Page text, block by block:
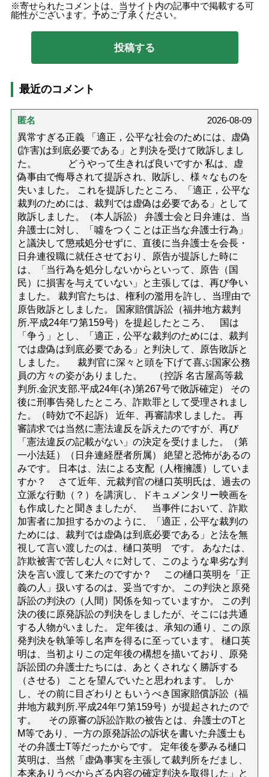
寄せられたコメントは、当サイト内の記事中で掲載する可
能性がございます。予めご了承ください。
最近のコメント
匿名
2026-08-09
異常すぎる正義 「適正，公平な社会のためには、虚偽
(詐害)は到底必要である」と判決を受けて敗訴しまし
た。 どうやって生きれば良いですか 私は、虚
偽事由で侮辱されて提訴され、敗訴し、様々なものを
失いました。 これを提訴したところ、「適正，公平な
裁判のためには、裁判では虚偽は必要である」として
敗訴しました。（本人訴訟） 弁護士会と日弁連は、当
弁護士に対し、「噓をつくことは正当な弁護士行為」
と議決して懲戒処分せずに、直後に当弁護士を会長・
日弁連役職に就任させており、原告が提訴した時に
は、「当行為を処分しないからといって、原告（国
民）に損害を与えていない」と主張しては、再び争い
ました。 裁判官たちは、権利の濫用を許し、当理由で
原告敗訴としました。 国家賠償訴訟（福井地方裁判
所.平成24年ワ第159号）を提起したところ、 国は
「争う」とし、「適正，公平な裁判のためには、裁判
では虚偽は到底必要である」と判決して、原告敗訴と
しました。 裁判官に深々と頭を下げて喜ぶ国家公務
員の方々の姿がありました。 （控訴 名古屋高等裁
判所.金沢支部.平成24年(ネ)第267号で敗訴確定） その
後に刑事告発したところ、詐欺罪として受理されまし
た。（時効で不起訴） 近年、再審請求しました。 再
審請求では当然に憲法違反を訴えたのですが、再び
「憲法違反の記載がない」の決定を受けました。（第
一小法廷）（日弁連経歴者所属） 絶望と恐怖があるの
みです。 日本は、法による支配（人権擁護）していま
すか？ さて近年、元裁判官の樋口英明氏は、過去の
立派な行動（？）を講演し、ドキュメンタリー映画を
も作成したと聞きましたが、 当事件において、詐欺
加害者に加担するかのように、「適正，公平な裁判の
ためには、裁判では虚偽は到底必要である」と法を無
視して言い渡したのは、樋口英明 です。 あなたは、
詐欺被害で苦しむ人々に対して、このような卑劣な判
決を言い渡して来たのですか？ この樋口英明を「正
義の人」扱いするのは、妥当ですか。 この判決と原発
訴訟の判決の（人間）関係を知っていますか。 この判
決の後に原発訴訟の判決をしましたが、そこには共通
する人物がいました。 定年後は、承知の通り、この原
発判決を執筆等し名声を得るに至っています。 樋口英
明は、当初よりこの定年後の構想を描いており、原発
訴訟団の弁護士たちには、あとくされなく勝訴する
（させる） ことを望んでいたと思われます。 しか
し、その前に目ざわりともいうべき国家賠償訴訟（福
井地方裁判所.平成24年ワ第159号）が提起されたので
す。 その原審の訴訟詐欺の被告とは、弁護士のTと
M等であり、一方の原発訴訟の訴状を書いた弁護士も
その弁護士T等だったからです。 定年後を夢みる樋口
英明は、当然「虚偽事実を主張して裁判所をだまし、
本来ありうべからざる内容の確定判決を取得した」と